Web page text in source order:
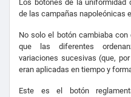
Los botones de la
de las campañas napoleónicas
No solo el botón cambiaba
que las diferentes
variaciones sucesivas (que,
eran aplicadas en tiempo y
Este es el botón